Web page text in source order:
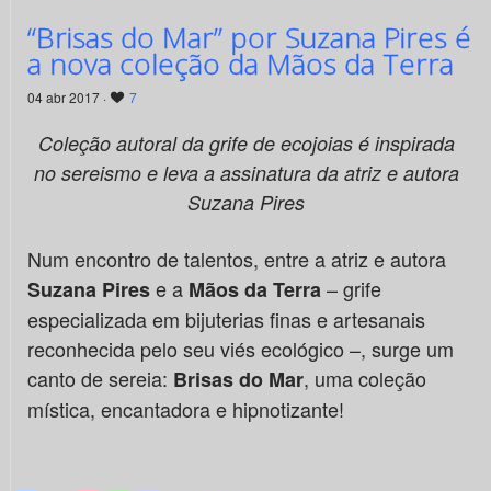
“Brisas do Mar” por Suzana Pires é
a nova coleção da Mãos da Terra
04 abr 2017 · 7
Coleção autoral da grife de ecojoias é inspirada
no sereismo e leva a assinatura da atriz e autora
Suzana Pires
Num encontro de talentos, entre a atriz e autora
Suzana Pirese a Mãos da Terra– grife
especializada em bijuterias finas e artesanais
reconhecida pelo seu viés ecológico –, surge um
canto de sereia: Brisas do Mar, uma coleção
mística, encantadora e hipnotizante!